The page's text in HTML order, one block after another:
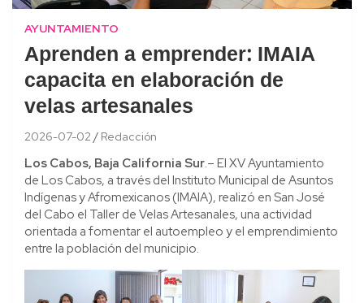
AYUNTAMIENTO
Aprenden a emprender: IMAIA
capacita en elaboración de
velas artesanales
2026-07-02 Redacción
Los Cabos, Baja California Sur.– El XV Ayuntamiento
de Los Cabos, a través del Instituto Municipal de Asuntos
Indígenas y Afromexicanos (IMAIA), realizó en San José
del Cabo el Taller de Velas Artesanales, una actividad
orientada a fomentar el autoempleo y el emprendimiento
entre la población del municipio.